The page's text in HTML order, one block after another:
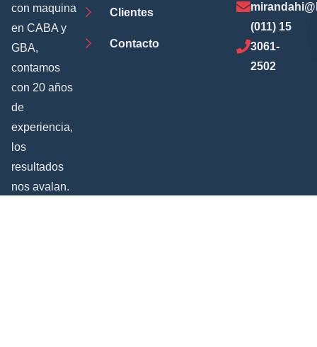
con maquina
en CABA y
GBA,
contamos
con 20 años
de
experiencia,
los
resultados
nos avalan.
Clientes
Contacto
(011) 15
3061-
2502